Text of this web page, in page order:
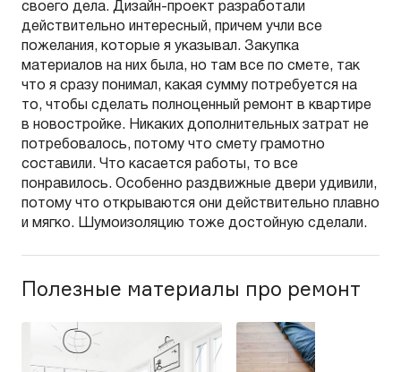
своего дела. Дизайн-проект разработали
действительно интересный, причем учли все
пожелания, которые я указывал. Закупка
материалов на них была, но там все по смете, так
что я сразу понимал, какая сумму потребуется на
то, чтобы сделать полноценный ремонт в квартире
в новостройке. Никаких дополнительных затрат не
потребовалось, потому что смету грамотно
составили. Что касается работы, то все
понравилось. Особенно раздвижные двери удивили,
потому что открываются они действительно плавно
и мягко. Шумоизоляцию тоже достойную сделали.
Полезные материалы про ремонт